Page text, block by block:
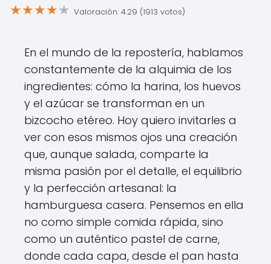
★★★★★ Valoración: 4.29 (1913 votos)
En el mundo de la repostería, hablamos
constantemente de la alquimia de los
ingredientes: cómo la harina, los huevos
y el azúcar se transforman en un
bizcocho etéreo. Hoy quiero invitarles a
ver con esos mismos ojos una creación
que, aunque salada, comparte la
misma pasión por el detalle, el equilibrio
y la perfección artesanal: la
hamburguesa casera. Pensemos en ella
no como simple comida rápida, sino
como un auténtico pastel de carne,
donde cada capa, desde el pan hasta